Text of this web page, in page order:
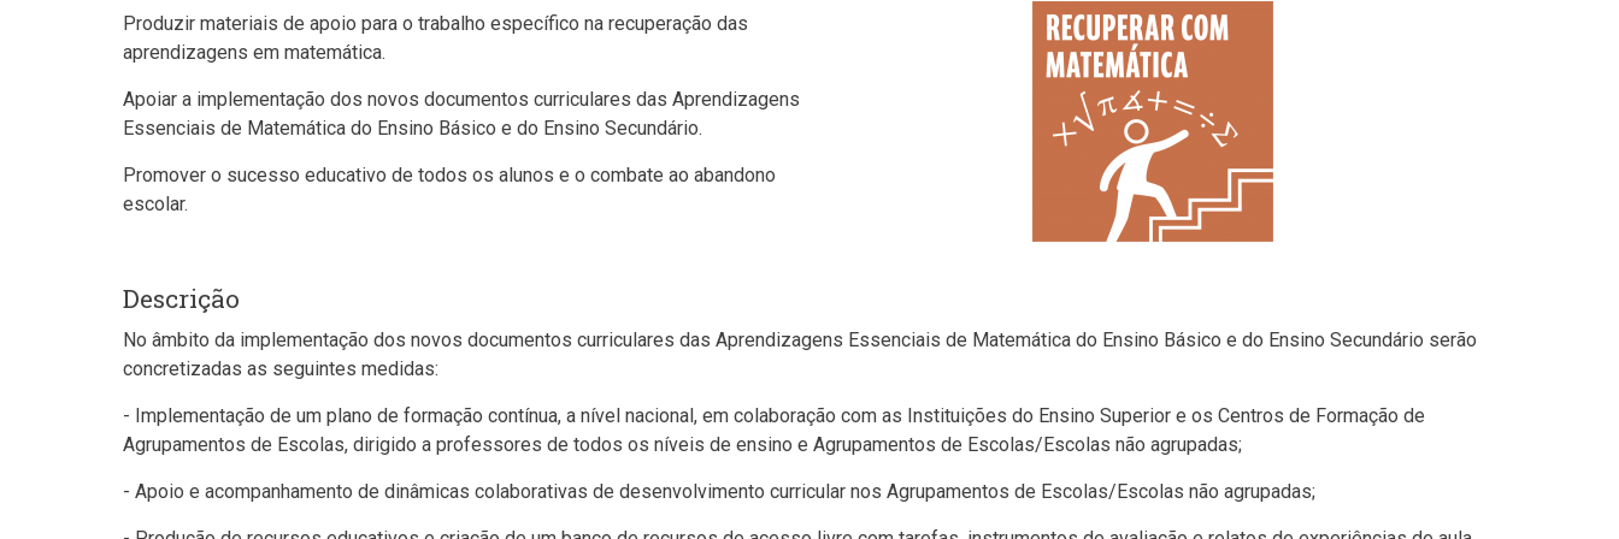
Produzir materiais de apoio para o trabalho específico na recuperação das
aprendizagens em matemática.
Apoiar a implementação dos novos documentos curriculares das Aprendizagens
Essenciais de Matemática do Ensino Básico e do Ensino Secundário.
Promover o sucesso educativo de todos os alunos e o combate ao abandono
escolar.
Descrição
No âmbito da implementação dos novos documentos curriculares das Aprendizagens Essenciais de Matemática do Ensino Básico e do Ensino Secundário serão
concretizadas as seguintes medidas:
- Implementação de um plano de formação contínua, a nível nacional, em colaboração com as Instituições do Ensino Superior e os Centros de Formação de
Agrupamentos de Escolas, dirigido a professores de todos os níveis de ensino e Agrupamentos de Escolas/Escolas não agrupadas;
- Apoio e acompanhamento de dinâmicas colaborativas de desenvolvimento curricular nos Agrupamentos de Escolas/Escolas não agrupadas;